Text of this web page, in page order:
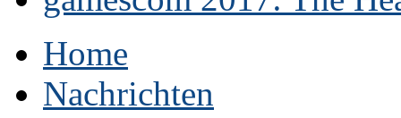
Home
Nachrichten